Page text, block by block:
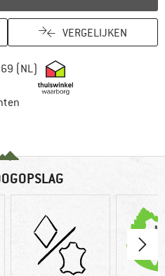
VERGELIJKEN
(NL) Vind hier de
de betalingsinformatie hier!